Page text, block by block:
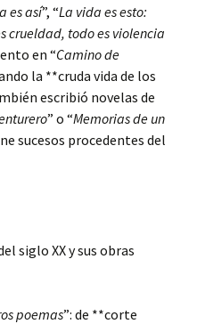
es así”, “La vida es esto:
todo es violencia
en “Camino de
la **cruda vida de los
escribió novelas de
” o “Memorias de un
sucesos procedentes del
siglo XX y sus obras
poemas”: de **corte